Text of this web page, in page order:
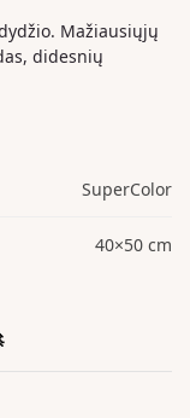
Mažiausiųjų
didesnių
SuperColor
40×50 cm